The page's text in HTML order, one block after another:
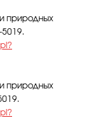
природных
природных